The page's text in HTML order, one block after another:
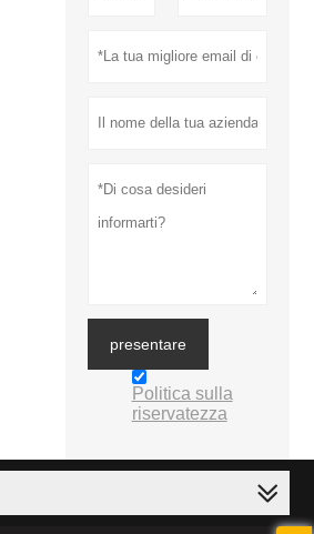
presentare
Politica sulla
riservatezza